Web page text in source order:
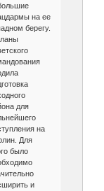
на ее
берегу.
для
на
Для
было
и